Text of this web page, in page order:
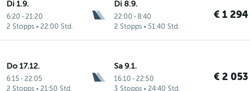
Di 1.9.
6:20 - 21:20
2 Stopps
22:00 Std.
Di 8.9.
22:00 - 8:40
2 Stopps
51:40 Std.
€ 1 294
Do 17.12.
6:15 - 22:05
2 Stopps
21:50 Std.
Sa 9.1.
16:10 - 22:50
3 Stopps
24:40 Std.
€ 2 053